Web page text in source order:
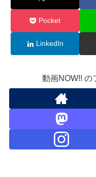
Pocket
LinkedIn
動画NOW!! の